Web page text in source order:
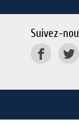
Suivez-